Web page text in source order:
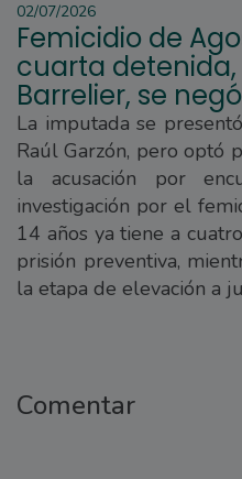
02/07/2026
Femicidio de
cuarta
Barrelier, se
La imputada se
Raúl Garzón, pero optó
la acusación por
investigación por el
14 años ya tiene a
prisión preventiva,
la etapa de elevación a
Comentar